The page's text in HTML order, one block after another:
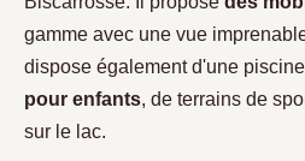
gamme avec une vue
dispose également d'une
pour enfants, de terrains de
sur le lac.